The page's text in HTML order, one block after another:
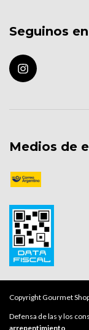
Seguinos
Medios de
Copyright Gourmet
Defensa de las y los
arrepentimiento